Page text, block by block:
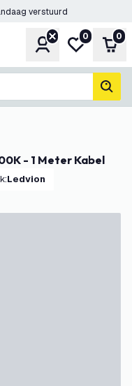
verstuurd
Account
Mijn
0 0
- 1 Meter Kabel
: Ledvion